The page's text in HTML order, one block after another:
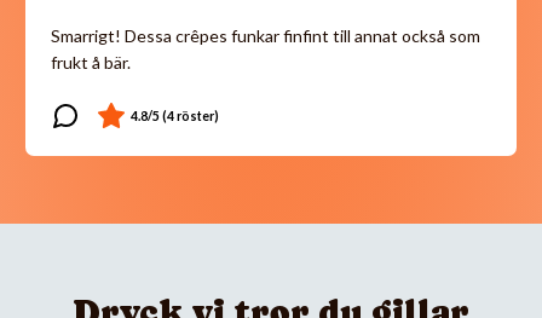
Smarrigt! Dessa crêpes funkar finfint till annat också som
frukt å bär.